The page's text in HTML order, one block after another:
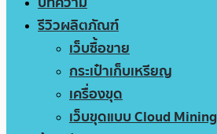
รีวิวผลิตภัณฑ์
เว็บซื้อขาย
กระเป๋าเก็บเหรียญ
เครื่องขุด
เว็บขุดแบบ Cloud Mining